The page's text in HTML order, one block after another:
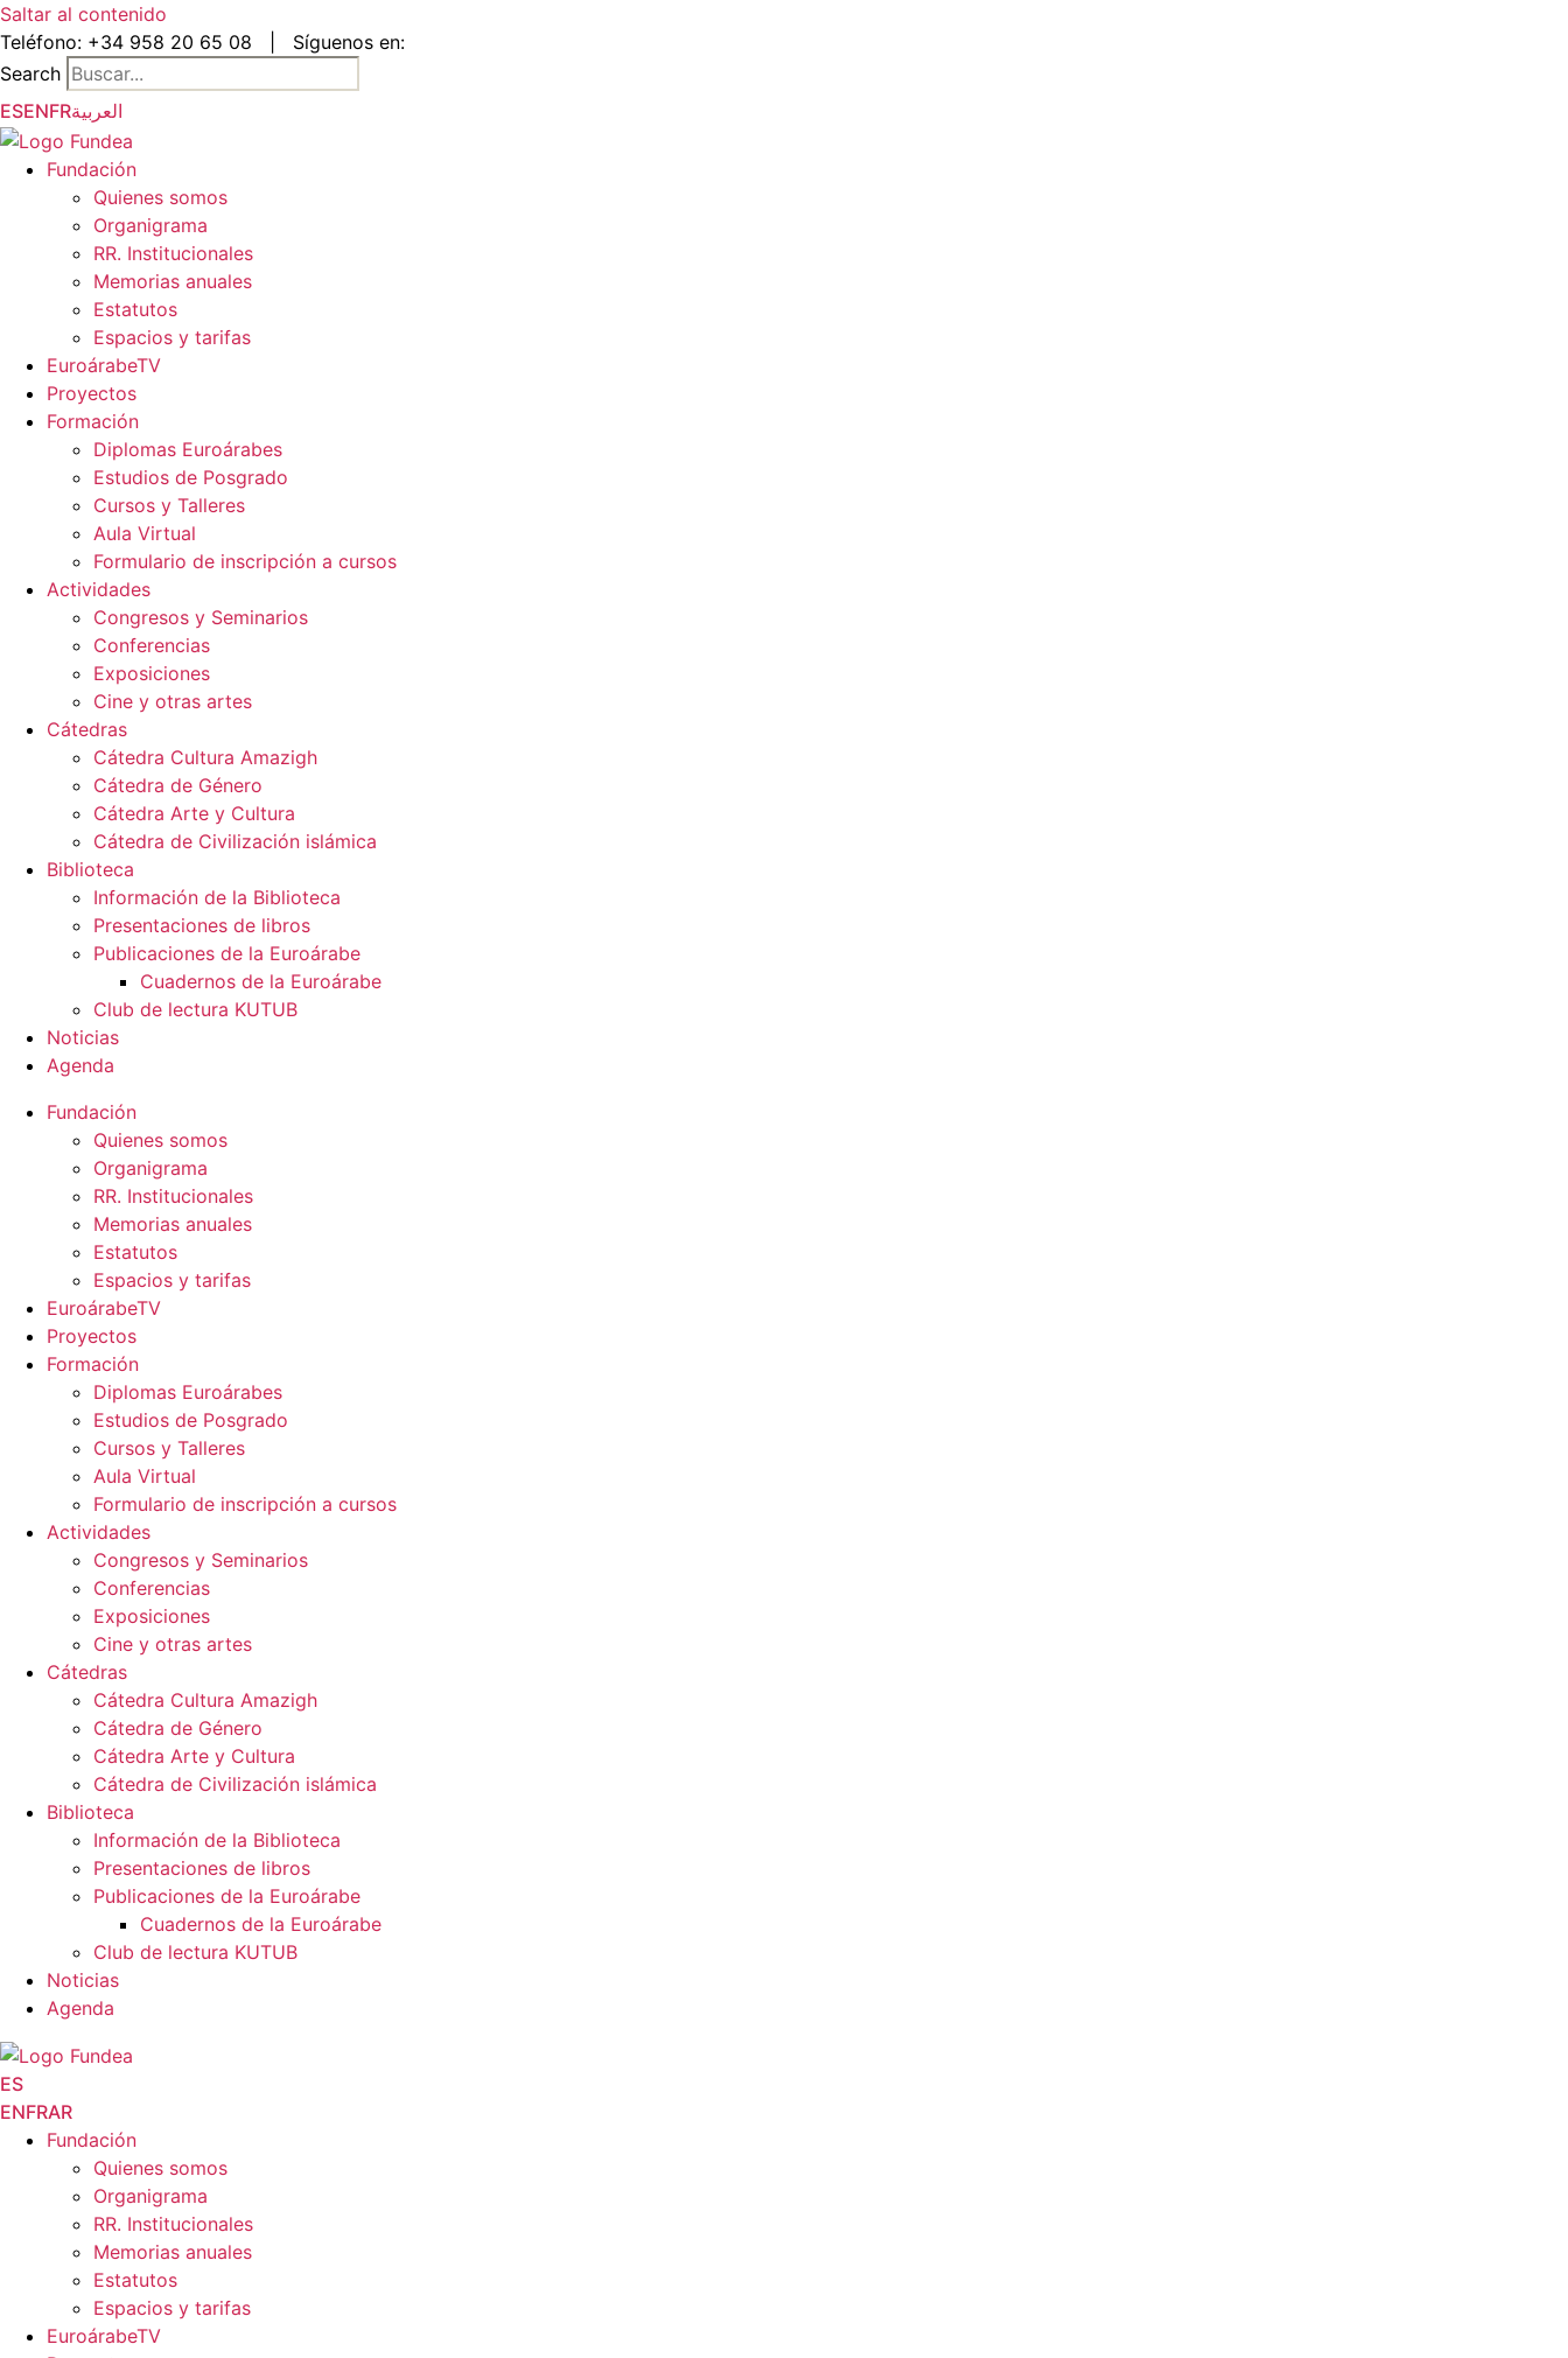
Saltar al contenido
Teléfono: +34 958 20 65 08
Síguenos en:
Search
ESENFRالعربية
Fundación
Quienes somos
Organigrama
RR. Institucionales
Memorias anuales
Estatutos
Espacios y tarifas
EuroárabeTV
Proyectos
Formación
Diplomas Euroárabes
Estudios de Posgrado
Cursos y Talleres
Aula Virtual
Formulario de inscripción a cursos
Actividades
Congresos y Seminarios
Conferencias
Exposiciones
Cine y otras artes
Cátedras
Cátedra Cultura Amazigh
Cátedra de Género
Cátedra Arte y Cultura
Cátedra de Civilización islámica
Biblioteca
Información de la Biblioteca
Presentaciones de libros
Publicaciones de la Euroárabe
Cuadernos de la Euroárabe
Club de lectura KUTUB
Noticias
Agenda
Fundación
Quienes somos
Organigrama
RR. Institucionales
Memorias anuales
Estatutos
Espacios y tarifas
EuroárabeTV
Proyectos
Formación
Diplomas Euroárabes
Estudios de Posgrado
Cursos y Talleres
Aula Virtual
Formulario de inscripción a cursos
Actividades
Congresos y Seminarios
Conferencias
Exposiciones
Cine y otras artes
Cátedras
Cátedra Cultura Amazigh
Cátedra de Género
Cátedra Arte y Cultura
Cátedra de Civilización islámica
Biblioteca
Información de la Biblioteca
Presentaciones de libros
Publicaciones de la Euroárabe
Cuadernos de la Euroárabe
Club de lectura KUTUB
Noticias
Agenda
ES
ENFRAR
Fundación
Quienes somos
Organigrama
RR. Institucionales
Memorias anuales
Estatutos
Espacios y tarifas
EuroárabeTV